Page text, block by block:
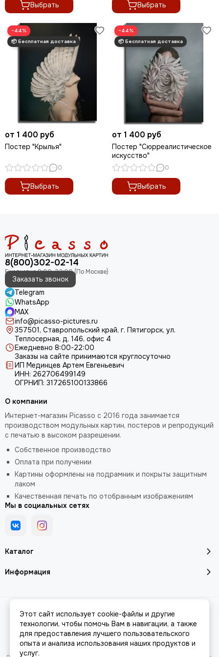
Отто Дикс
Пабло Пикассо
Питер Брейгель
Питер Пауль Рубенс
Поль Сезанн
Рембрандт
Сальвадор Дали
Татьяна Яблонская
Ян Ван Гоен
Эми Джадд
Густав Климт
Выбрать Выбрать
−44%
от 1 400 руб
Постер "Крылья"
0
Выбрать
−44%
от 1 400 руб
Постер "Сюрреалистическое
искусство"
0
Выбрать
8(800)302-02-14
Заказать звонок
Telegram
WhatsApp
MAX
info@picasso-pictures.ru
357501, Ставропольский край, г. Пятигорск, ул.
Теплосерная, д. 146, офис 4
Ежедневно 8:00-22:00
Заказы на сайте принимаются круглосуточно
ИП Мединцев Артем Евгеньевич
ИНН: 262706499149
ОГРНИП: 317265100133866
Каталог
Информация
О компании
Интернет-магазин Picasso с 2016 года занимается
производством модульных картин, постеров и репродукций
с печатью в высоком разрешении.
Собственное производство
Оплата при получении
Картины оформлены на подрамник и покрыты защитным
лаком
Качественная печать по отобранным изображениям
Мы в социальных сетях
2026 © Интернет-магазин модульных картин PICASSO.Карта сайта
MOSK.STUDIO для платформы InSales
Этот сайт использует cookie-файлы и другие
технологии, чтобы помочь Вам в навигации, а также
для предоставления лучшего пользовательского
опыта и анализа использования наших продуктов и
услуг.